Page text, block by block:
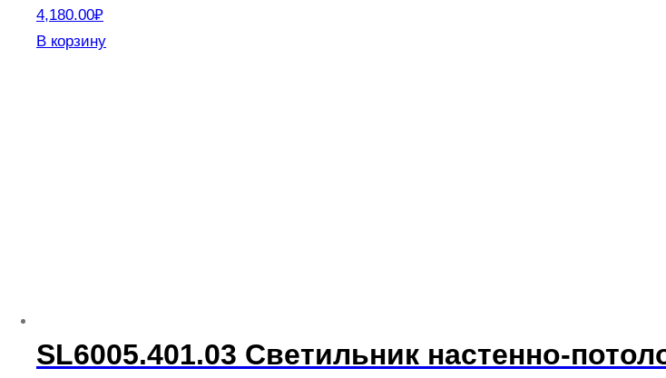
4,180.00₽
В корзину
SL6005.401.03 Светильник настенно-